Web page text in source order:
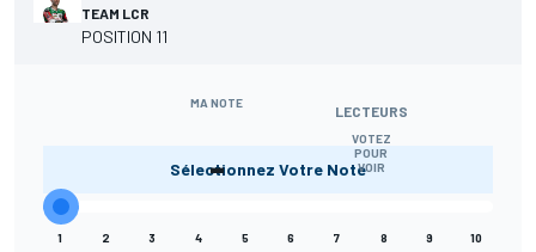
TEAM LCR
POSITION 11
MA NOTE
-
LECTEURS
VOTEZ
POUR
VOIR
Sélectionnez Votre Note
1 2 3 4 5 6 7 8 9 10